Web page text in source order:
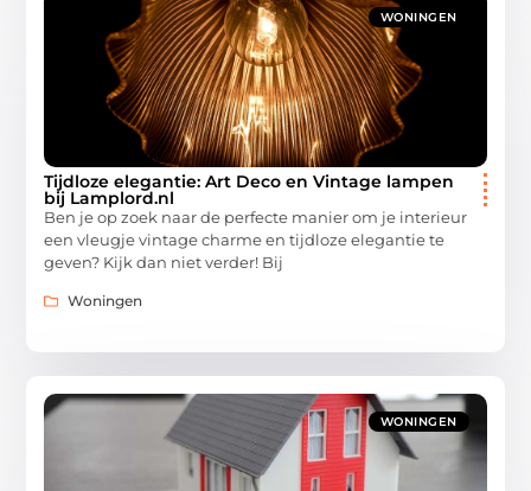
WONINGEN
Tijdloze elegantie: Art Deco en Vintage lampen
bij Lamplord.nl
Ben je op zoek naar de perfecte manier om je interieur
een vleugje vintage charme en tijdloze elegantie te
geven? Kijk dan niet verder! Bij
Woningen
WONINGEN